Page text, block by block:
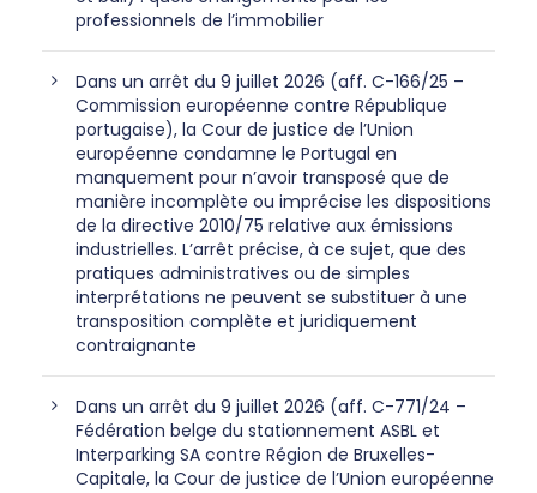
professionnels de l’immobilier
Dans un arrêt du 9 juillet 2026 (aff. C-166/25 –
Commission européenne contre République
portugaise), la Cour de justice de l’Union
européenne condamne le Portugal en
manquement pour n’avoir transposé que de
manière incomplète ou imprécise les dispositions
de la directive 2010/75 relative aux émissions
industrielles. L’arrêt précise, à ce sujet, que des
pratiques administratives ou de simples
interprétations ne peuvent se substituer à une
transposition complète et juridiquement
contraignante
Dans un arrêt du 9 juillet 2026 (aff. C-771/24 –
Fédération belge du stationnement ASBL et
Interparking SA contre Région de Bruxelles-
Capitale, la Cour de justice de l’Union européenne